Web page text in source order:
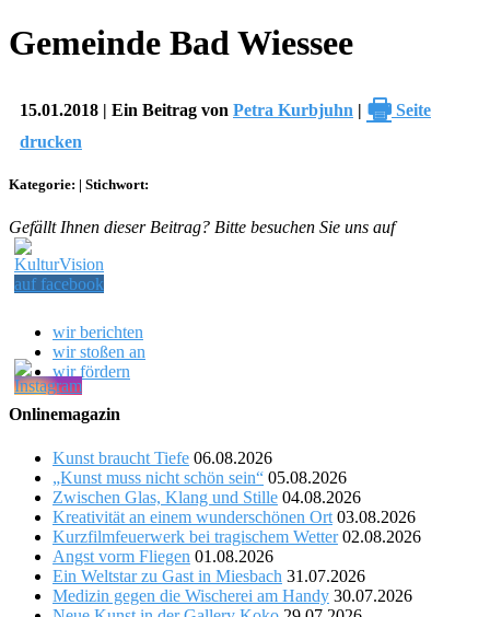
Gemeinde Bad Wiessee
15.01.2018 | Ein Beitrag von Petra Kurbjuhn | 🖶 Seite
drucken
Kategorie: | Stichwort:
Gefällt Ihnen dieser Beitrag? Bitte besuchen Sie uns auf
wir berichten
wir stoßen an
wir fördern
Onlinemagazin
Kunst braucht Tiefe 06.08.2026
„Kunst muss nicht schön sein“ 05.08.2026
Zwischen Glas, Klang und Stille 04.08.2026
Kreativität an einem wunderschönen Ort 03.08.2026
Kurzfilmfeuerwerk bei tragischem Wetter 02.08.2026
Angst vorm Fliegen 01.08.2026
Ein Weltstar zu Gast in Miesbach 31.07.2026
Medizin gegen die Wischerei am Handy 30.07.2026